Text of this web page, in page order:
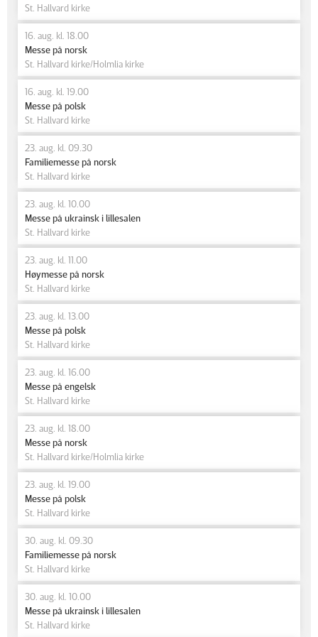
St. Hallvard kirke
16. aug. kl. 18.00
Messe på norsk
St. Hallvard kirke/Holmlia kirke
16. aug. kl. 19.00
Messe på polsk
St. Hallvard kirke
23. aug. kl. 09.30
Familiemesse på norsk
St. Hallvard kirke
23. aug. kl. 10.00
Messe på ukrainsk i lillesalen
St. Hallvard kirke
23. aug. kl. 11.00
Høymesse på norsk
St. Hallvard kirke
23. aug. kl. 13.00
Messe på polsk
St. Hallvard kirke
23. aug. kl. 16.00
Messe på engelsk
St. Hallvard kirke
23. aug. kl. 18.00
Messe på norsk
St. Hallvard kirke/Holmlia kirke
23. aug. kl. 19.00
Messe på polsk
St. Hallvard kirke
30. aug. kl. 09.30
Familiemesse på norsk
St. Hallvard kirke
30. aug. kl. 10.00
Messe på ukrainsk i lillesalen
St. Hallvard kirke